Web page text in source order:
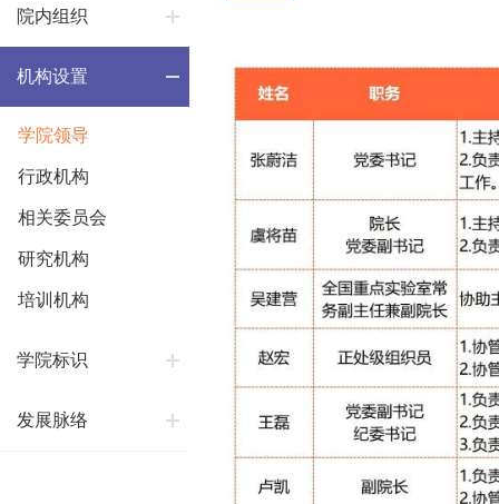
院内组织
机构设置
学院领导
行政机构
相关委员会
研究机构
培训机构
学院标识
发展脉络